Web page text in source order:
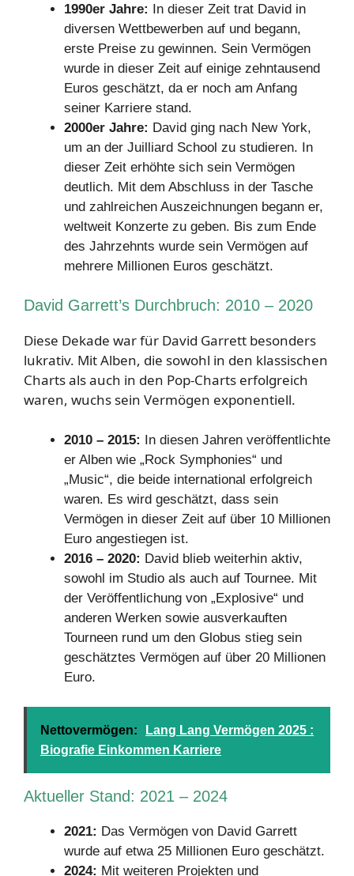
1990er Jahre: In dieser Zeit trat David in
diversen Wettbewerben auf und begann,
erste Preise zu gewinnen. Sein Vermögen
wurde in dieser Zeit auf einige zehntausend
Euros geschätzt, da er noch am Anfang
seiner Karriere stand.
2000er Jahre: David ging nach New York,
um an der Juilliard School zu studieren. In
dieser Zeit erhöhte sich sein Vermögen
deutlich. Mit dem Abschluss in der Tasche
und zahlreichen Auszeichnungen begann er,
weltweit Konzerte zu geben. Bis zum Ende
des Jahrzehnts wurde sein Vermögen auf
mehrere Millionen Euros geschätzt.
David Garrett’s Durchbruch: 2010 – 2020
Diese Dekade war für David Garrett besonders
lukrativ. Mit Alben, die sowohl in den klassischen
Charts als auch in den Pop-Charts erfolgreich
waren, wuchs sein Vermögen exponentiell.
2010 – 2015: In diesen Jahren veröffentlichte
er Alben wie „Rock Symphonies“ und
„Music“, die beide international erfolgreich
waren. Es wird geschätzt, dass sein
Vermögen in dieser Zeit auf über 10 Millionen
Euro angestiegen ist.
2016 – 2020: David blieb weiterhin aktiv,
sowohl im Studio als auch auf Tournee. Mit
der Veröffentlichung von „Explosive“ und
anderen Werken sowie ausverkauften
Tourneen rund um den Globus stieg sein
geschätztes Vermögen auf über 20 Millionen
Euro.
Nettovermögen:
Lang Lang Vermögen 2025 :
Biografie Einkommen Karriere
Aktueller Stand: 2021 – 2024
2021: Das Vermögen von David Garrett
wurde auf etwa 25 Millionen Euro geschätzt.
2024: Mit weiteren Projekten und